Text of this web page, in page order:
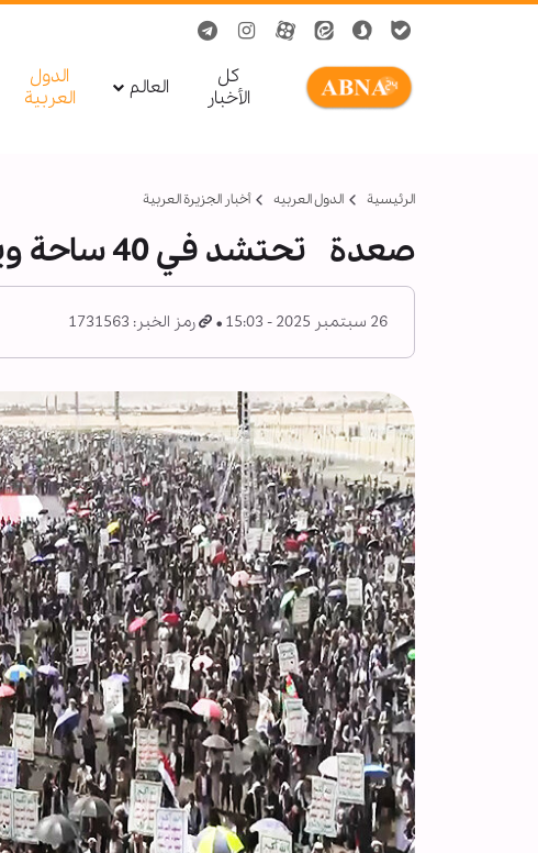
کل
الأخبار
العالم
الدول
العربیة
الرئيسية الدول العربیه أخبار الجزيرة العربية
صعدة تحتشد في 40 ساحة ويجددون العهد بنصرة غزة
26 سبتمبر 2025 - 15:03 رمز الخبر: 1731563